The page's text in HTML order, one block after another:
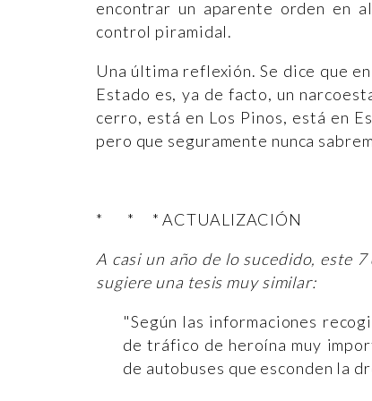
encontrar un aparente orden en
control piramidal.
Una última reflexión. Se dice que
Estado es, ya de facto, un
cerro, está en Los Pinos, está en
pero que seguramente nunca
* * * ACTUALIZACIÓN
A casi un año de lo sucedido, este
sugiere una tesis muy similar:
"Según las informaciones
de tráfico de heroína muy
de autobuses que esconden la